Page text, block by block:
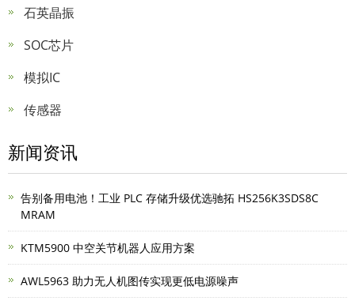
石英晶振
SOC芯片
模拟IC
传感器
新闻资讯
告别备用电池！工业 PLC 存储升级优选驰拓 HS256K3SDS8C
MRAM
KTM5900 中空关节机器人应用方案
AWL5963 助力无人机图传实现更低电源噪声